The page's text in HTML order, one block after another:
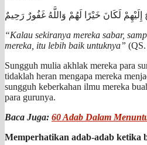
لَكَانَ خَيْرًا لَهُمْ وَاللَّهُ غَفُورٌ رَحِيمٌ
“Kalau sekiranya mereka sabar,
mereka, itu lebih baik untuknya”
Sungguh mulia akhlak mereka para
tidaklah heran mengapa mereka
sungguh keberkahan ilmu mereka
para gurunya.
Baca Juga: 60 Adab Dalam
Memperhatikan adab-adab ketika